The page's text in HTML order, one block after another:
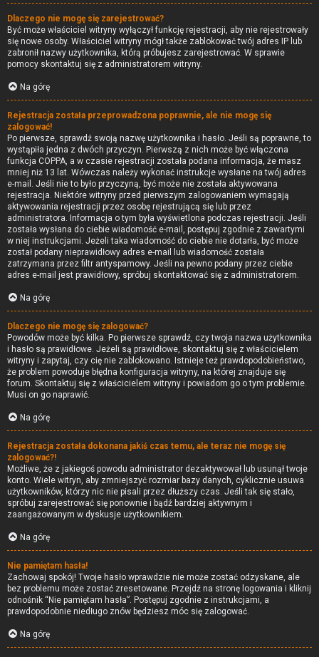
Dlaczego nie mogę się zarejestrować?
Być może właściciel witryny wyłączył funkcję rejestracji, aby nie rejestrowały
się nowe osoby. Właściciel witryny mógł także zablokować twój adres IP lub
zabronił nazwy użytkownika, którą próbujesz zarejestrować. W sprawie
pomocy skontaktuj się z administratorem witryny.
Na górę
Rejestracja została przeprowadzona poprawnie, ale nie mogę się
zalogować!
Po pierwsze, sprawdź swoją nazwę użytkownika i hasło. Jeśli są poprawne, to
wystąpiła jedna z dwóch przyczyn. Pierwszą z nich może być włączona
funkcja COPPA, a w czasie rejestracji została podana informacja, że masz
mniej niż 13 lat. Wówczas należy wykonać instrukcje wysłane na twój adres
e-mail. Jeśli nie to było przyczyną, być może nie została aktywowana
rejestracja. Niektóre witryny przed pierwszym zalogowaniem wymagają
aktywowania rejestracji przez osobę rejestrującą się lub przez
administratora. Informacja o tym była wyświetlona podczas rejestracji. Jeśli
została wysłana do ciebie wiadomość e-mail, postępuj zgodnie z zawartymi
w niej instrukcjami. Jeżeli taka wiadomość do ciebie nie dotarła, być może
został podany nieprawidłowy adres e-mail lub wiadomość została
zatrzymana przez filtr antyspamowy. Jeśli na pewno podany przez ciebie
adres e-mail jest prawidłowy, spróbuj skontaktować się z administratorem.
Na górę
Dlaczego nie mogę się zalogować?
Powodów może być kilka. Po pierwsze sprawdź, czy twoja nazwa użytkownika
i hasło są prawidłowe. Jeżeli są prawidłowe, skontaktuj się z właścicielem
witryny i zapytaj, czy cię nie zablokowano. Istnieje też prawdopodobieństwo,
że problem powoduje błędna konfiguracja witryny, na której znajduje się
forum. Skontaktuj się z właścicielem witryny i powiadom go o tym problemie.
Musi on go naprawić.
Na górę
Rejestracja została dokonana jakiś czas temu, ale teraz nie mogę się
zalogować?!
Możliwe, że z jakiegoś powodu administrator dezaktywował lub usunął twoje
konto. Wiele witryn, aby zmniejszyć rozmiar bazy danych, cyklicznie usuwa
użytkowników, którzy nic nie pisali przez dłuższy czas. Jeśli tak się stało,
spróbuj zarejestrować się ponownie i bądź bardziej aktywnym i
zaangażowanym w dyskusje użytkownikiem.
Na górę
Nie pamiętam hasła!
Zachowaj spokój! Twoje hasło wprawdzie nie może zostać odzyskane, ale
bez problemu może zostać zresetowane. Przejdź na stronę logowania i kliknij
odnośnik “Nie pamiętam hasła”. Postępuj zgodnie z instrukcjami, a
prawdopodobnie niedługo znów będziesz móc się zalogować.
Na górę